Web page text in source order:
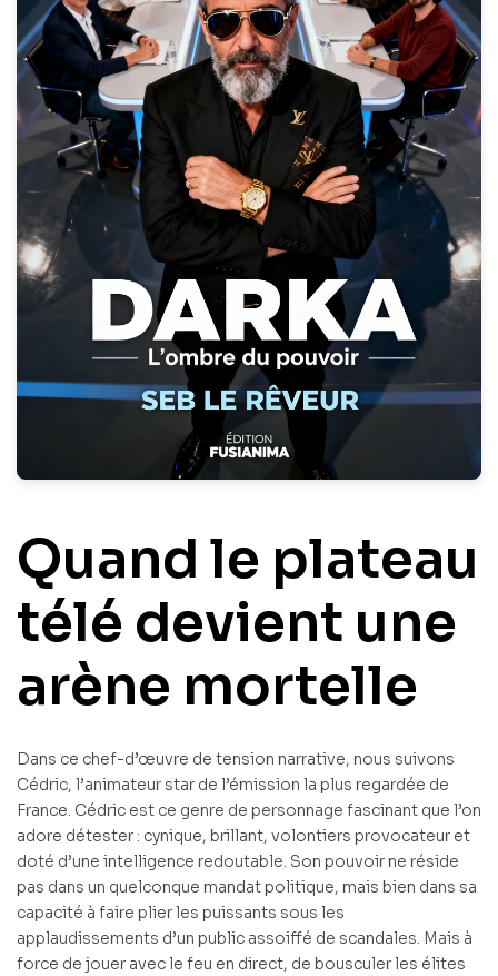
Quand le plateau
télé devient une
arène mortelle
Dans ce chef-d’œuvre de tension narrative, nous suivons
Cédric, l’animateur star de l’émission la plus regardée de
France. Cédric est ce genre de personnage fascinant que l’on
adore détester : cynique, brillant, volontiers provocateur et
doté d’une intelligence redoutable. Son pouvoir ne réside
pas dans un quelconque mandat politique, mais bien dans sa
capacité à faire plier les puissants sous les
applaudissements d’un public assoiffé de scandales. Mais à
force de jouer avec le feu en direct, de bousculer les élites